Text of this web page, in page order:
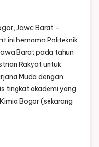
Jawa Barat –
ini bernama Politeknik
Barat pada tahun
Rakyat untuk
Muda dengan
tingkat akademi yang
Bogor (sekarang